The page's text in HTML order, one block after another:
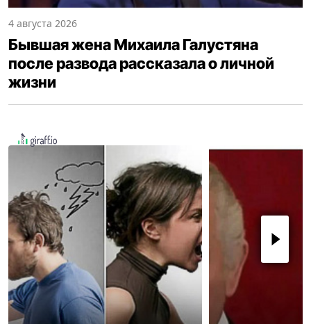
4 августа 2026
Бывшая жена Михаила Галустяна
после развода рассказала о личной
жизни